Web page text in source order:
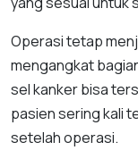
Operasi tetap
mengangkat
sel kanker bisa
pasien sering kali
setelah operasi.